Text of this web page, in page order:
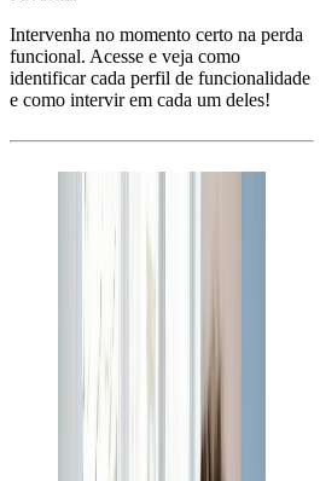
Intervenha no momento certo na perda
funcional. Acesse e veja como
identificar cada perfil de funcionalidade
e como intervir em cada um deles!